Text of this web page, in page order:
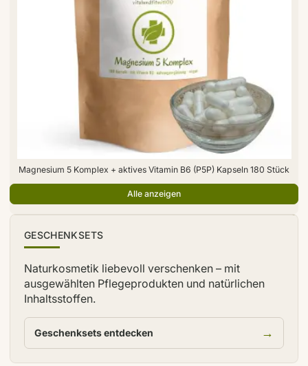
Magnesium 5 Komplex + aktives Vitamin B6 (P5P) Kapseln 180 Stück
Alle anzeigen
GESCHENKSETS
Naturkosmetik liebevoll verschenken – mit
ausgewählten Pflegeprodukten und natürlichen
Inhaltsstoffen.
Geschenksets entdecken →